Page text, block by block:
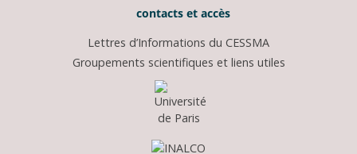
contacts et accès
Lettres d’Informations du CESSMA
Groupements scientifiques et liens utiles